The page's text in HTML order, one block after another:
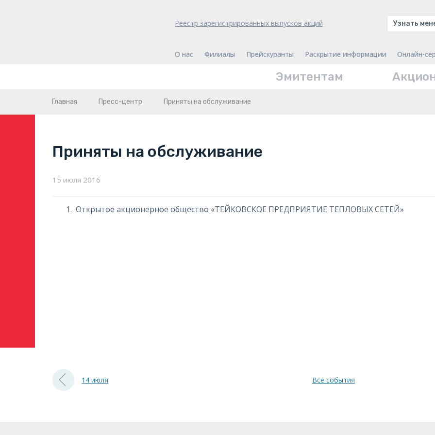
Реестр зарегистрированных выпусков акций Узнать
О нас Филиалы Прейскуранты Раскрытие информации Онлайн-
Эмитентам
Главная Пресс-центр Приняты на обслуживание
Приняты на обслуживание
15 июля 2016
Открытое акционерное общество «ТЕЙКОВСКОЕ ПРЕДПРИЯТИЕ ТЕПЛОВЫХ СЕТЕЙ»
14 июля Все события